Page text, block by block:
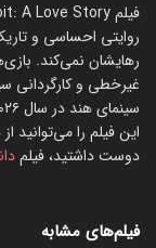
روایتی احساسی و
رهایشان نمی‌کند.
غیرخطی و کارگردانی
این فیلم را می‌توانید
دوست داشتید، فیلم
فیلم‌های مشابه